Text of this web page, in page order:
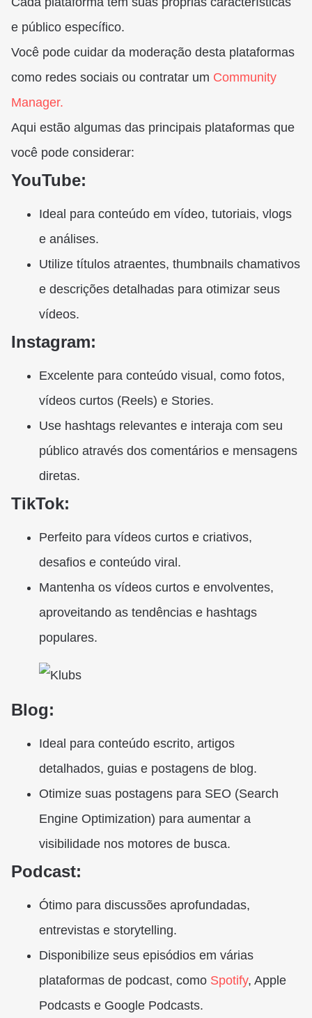
e público específico.
Você pode cuidar da moderação desta plataformas
como redes sociais ou contratar um Community
Manager.
Aqui estão algumas das principais plataformas que
você pode considerar:
YouTube:
Ideal para conteúdo em vídeo, tutoriais, vlogs
e análises.
Utilize títulos atraentes, thumbnails chamativos
e descrições detalhadas para otimizar seus
vídeos.
Instagram:
Excelente para conteúdo visual, como fotos,
vídeos curtos (Reels) e Stories.
Use hashtags relevantes e interaja com seu
público através dos comentários e mensagens
diretas.
TikTok:
Perfeito para vídeos curtos e criativos,
desafios e conteúdo viral.
Mantenha os vídeos curtos e envolventes,
aproveitando as tendências e hashtags
populares.
Blog:
Ideal para conteúdo escrito, artigos
detalhados, guias e postagens de blog.
Otimize suas postagens para SEO (Search
Engine Optimization) para aumentar a
visibilidade nos motores de busca.
Podcast:
Ótimo para discussões aprofundadas,
entrevistas e storytelling.
Disponibilize seus episódios em várias
plataformas de podcast, como Spotify, Apple
Podcasts e Google Podcasts.